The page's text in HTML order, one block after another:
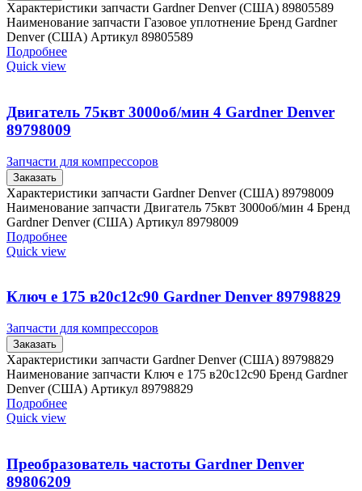
Характеристики запчасти Gardner Denver (США) 89805589
Наименование запчасти Газовое уплотнение Бренд Gardner
Denver (США) Артикул 89805589
Подробнее
Quick view
Двигатель 75квт 3000об/мин 4 Gardner Denver
89798009
Запчасти для компрессоров
Заказать
Характеристики запчасти Gardner Denver (США) 89798009
Наименование запчасти Двигатель 75квт 3000об/мин 4 Бренд
Gardner Denver (США) Артикул 89798009
Подробнее
Quick view
Ключ е 175 в20с12с90 Gardner Denver 89798829
Запчасти для компрессоров
Заказать
Характеристики запчасти Gardner Denver (США) 89798829
Наименование запчасти Ключ е 175 в20с12с90 Бренд Gardner
Denver (США) Артикул 89798829
Подробнее
Quick view
Преобразователь частоты Gardner Denver
89806209